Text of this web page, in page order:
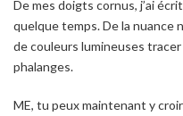
De mes doigts cornus, j’ai
quelque temps. De la nuance
de couleurs lumineuses
phalanges.
ME, tu peux maintenant y